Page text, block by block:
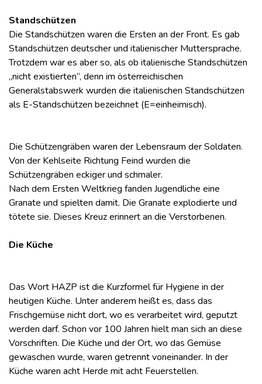
Standschützen
Die Standschützen waren die Ersten an der Front. Es gab
Standschützen deutscher und italienischer Muttersprache.
Trotzdem war es aber so, als ob italienische Standschützen
„nicht existierten“, denn im österreichischen
Generalstabswerk wurden die italienischen Standschützen
als E-Standschützen bezeichnet (E=einheimisch).
Die Schützengräben waren der Lebensraum der Soldaten.
Von der Kehlseite Richtung Feind wurden die
Schützengräben eckiger und schmaler.
Nach dem Ersten Weltkrieg fanden Jugendliche eine
Granate und spielten damit. Die Granate explodierte und
tötete sie. Dieses Kreuz erinnert an die Verstorbenen.
Die Küche
Das Wort HAZP ist die Kurzformel für Hygiene in der
heutigen Küche. Unter anderem heißt es, dass das
Frischgemüse nicht dort, wo es verarbeitet wird, geputzt
werden darf. Schon vor 100 Jahren hielt man sich an diese
Vorschriften. Die Küche und der Ort, wo das Gemüse
gewaschen wurde, waren getrennt voneinander. In der
Küche waren acht Herde mit acht Feuerstellen.